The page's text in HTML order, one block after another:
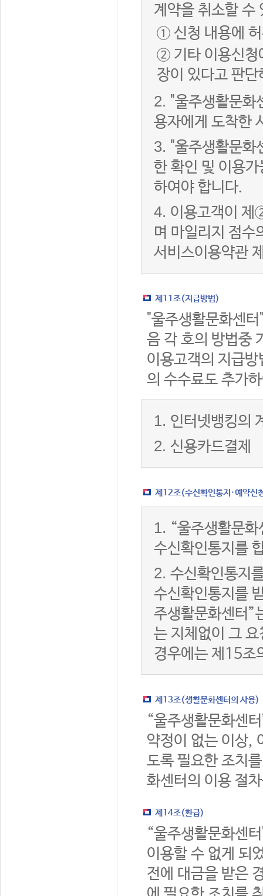
계약을 취소할 수
① 신청 내용에
② 기타 이용신청
장이 있다고 판단
2. "울주생활문화
용자에게 도착한
3. "울주생활문화
한 확인 및 이용
하여야 합니다.
4. 이용고객이 제
며 마일리지 점수
서비스이용약관
제11조(지급방법)
"울주생활문화센
음 각 호의 방법중
이용고객의 지급
의 수수료도 추가
1. 인터넷뱅킹의
2. 신용카드결제
제12조(수신확인통지·예약신
1. “울주생활문
수신확인통지를
2. 수신확인통지
수신확인통지를
주생활문화센터”
는 지체없이 그
경우에는 제15조
제13조(생활문화센터의 사용)
“울주생활문화센
약정이 없는 이상,
도록 필요한 조치
화센터의 이용 절
제14조(환급)
“울주생활문화센
이용할 수 없게 되
전에 대금을 받은